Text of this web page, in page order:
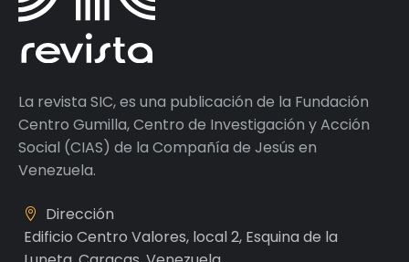
La revista SIC, es una publicación de la Fundación
Centro Gumilla, Centro de Investigación y Acción
Social (CIAS) de la Compañía de Jesús en
Venezuela.
Dirección
Edificio Centro Valores, local 2, Esquina de la